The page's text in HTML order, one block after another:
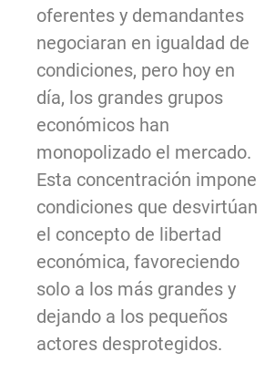
oferentes y demandantes
negociaran en igualdad de
condiciones, pero hoy en
día, los grandes grupos
económicos han
monopolizado el mercado.
Esta concentración impone
condiciones que desvirtúan
el concepto de libertad
económica, favoreciendo
solo a los más grandes y
dejando a los pequeños
actores desprotegidos.